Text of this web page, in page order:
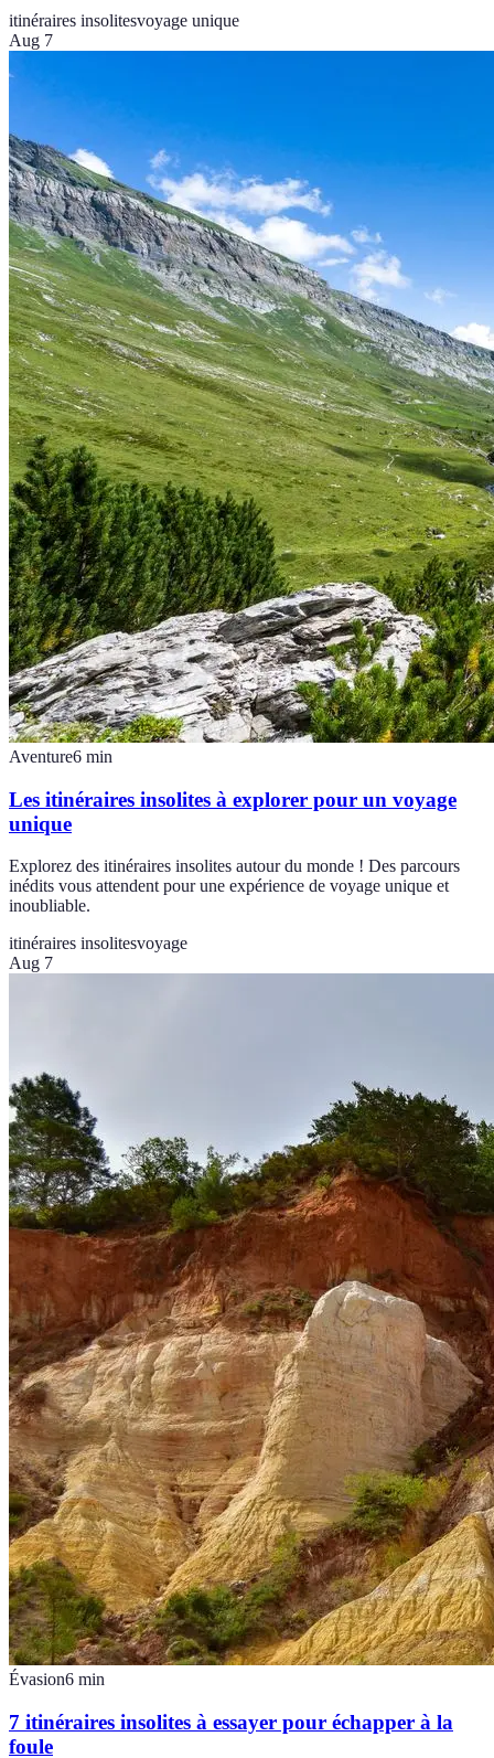
itinéraires insolitesvoyage unique
Aug 7
Aventure6 min
Les itinéraires insolites à explorer pour un voyage
unique
Explorez des itinéraires insolites autour du monde ! Des parcours
inédits vous attendent pour une expérience de voyage unique et
inoubliable.
itinéraires insolitesvoyage
Aug 7
Évasion6 min
7 itinéraires insolites à essayer pour échapper à la
foule